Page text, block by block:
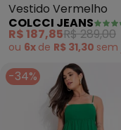
Vestido Vermelho
COLCCI JEANS
R$ 187,85R$ 289,00
ou 6x de R$ 31,30 sem
-34%